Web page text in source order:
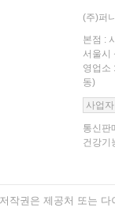
(주)퍼
본점 :
서울시
영업소
동)
사업
통신판
건강기
작권은 제공처 또는